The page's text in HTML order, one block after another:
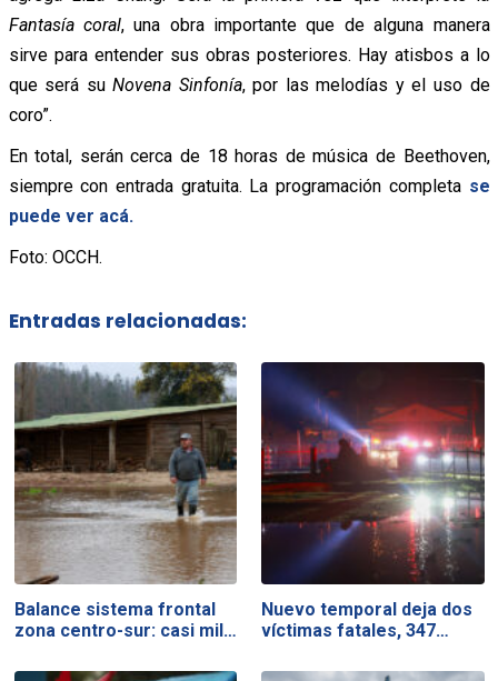
Fantasía coral, una obra importante que de alguna manera
sirve para entender sus obras posteriores. Hay atisbos a lo
que será suNovena Sinfonía, por las melodías y el uso de
coro”.
En total, serán cerca de 18 horas de música de Beethoven,
siempre con entrada gratuita. La programación completa se
puede ver acá.
Foto: OCCH.
Entradas relacionadas:
Balance sistema frontal
zona centro-sur: casi mil…
Nuevo temporal deja dos
víctimas fatales, 347…